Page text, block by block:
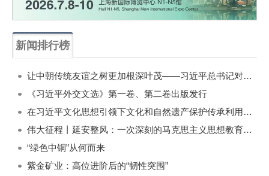
新闻排行榜
让中朝传统友谊之树更加根深叶茂——习近平总书记对朝鲜进行国事访问纪实
《习近平外交文选》第一卷、第二卷出版发行
在习近平文化思想引领下文化和自然遗产保护传承利用工作开创新局面
伟大征程丨延安整风：一次深刻的马克思主义思想教育运动
“绿色中铜”从何而来
紫金矿业：高位进阶后的“韧性突围”